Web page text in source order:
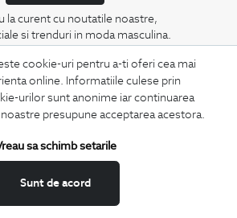
cookie-uri pentru a-ti oferi cea mai
online. Informatiile culese prin
urilor sunt anonime iar continuarea
presupune acceptarea acestora.
Sunt de acord
sa schimb setarile
la curent cu noutatile noastre,
si trenduri in moda masculina.
CONCIERGE
Termeni si conditii
Schimburi si retur
Securitatea datelor
Feedback site
ANPC
SOL